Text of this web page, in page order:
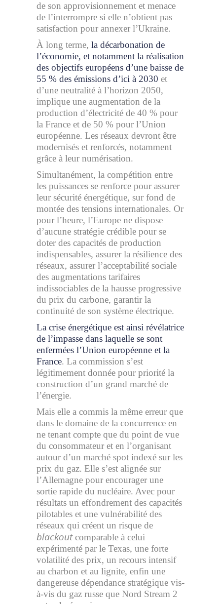
de son approvisionnement et menace
de l’interrompre si elle n’obtient pas
satisfaction pour annexer l’Ukraine.
À long terme, la décarbonation de
l’économie, et notamment la réalisation
des objectifs européens d’une baisse de
55 % des émissions d’ici à 2030 et
d’une neutralité à l’horizon 2050,
implique une augmentation de la
production d’électricité de 40 % pour
la France et de 50 % pour l’Union
européenne. Les réseaux devront être
modernisés et renforcés, notamment
grâce à leur numérisation.
Simultanément, la compétition entre
les puissances se renforce pour assurer
leur sécurité énergétique, sur fond de
montée des tensions internationales. Or
pour l’heure, l’Europe ne dispose
d’aucune stratégie crédible pour se
doter des capacités de production
indispensables, assurer la résilience des
réseaux, assurer l’acceptabilité sociale
des augmentations tarifaires
indissociables de la hausse progressive
du prix du carbone, garantir la
continuité de son système électrique.
La crise énergétique est ainsi révélatrice
de l’impasse dans laquelle se sont
enfermées l’Union européenne et la
France. La commission s’est
légitimement donnée pour priorité la
construction d’un grand marché de
l’énergie.
Mais elle a commis la même erreur que
dans le domaine de la concurrence en
ne tenant compte que du point de vue
du consommateur et en l’organisant
autour d’un marché spot indexé sur les
prix du gaz. Elle s’est alignée sur
l’Allemagne pour encourager une
sortie rapide du nucléaire. Avec pour
résultats un effondrement des capacités
pilotables et une vulnérabilité des
réseaux qui créent un risque de
blackoutcomparable à celui
expérimenté par le Texas, une forte
volatilité des prix, un recours intensif
au charbon et au lignite, enfin une
dangereuse dépendance stratégique vis-
à-vis du gaz russe que Nord Stream 2